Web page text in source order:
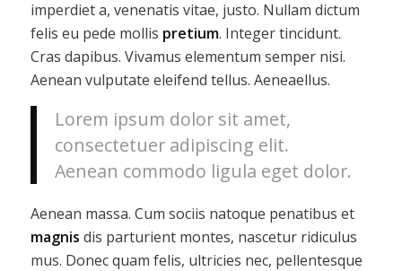
imperdiet a, venenatis vitae, justo. Nullam dictum
felis eu pede mollis pretium. Integer tincidunt.
Cras dapibus. Vivamus elementum semper nisi.
Aenean vulputate eleifend tellus. Aeneaellus.
Lorem ipsum dolor sit amet,
consectetuer adipiscing elit.
Aenean commodo ligula eget dolor.
Aenean massa. Cum sociis natoque penatibus et
magnis dis parturient montes, nascetur ridiculus
mus. Donec quam felis, ultricies nec, pellentesque